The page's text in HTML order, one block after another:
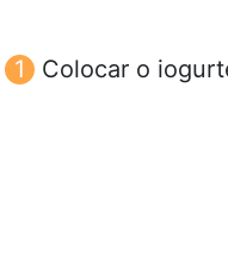
Colocar o